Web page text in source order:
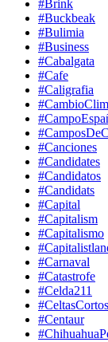
#Brink
#Buckbeak
#Bulimia
#Business
#Cabalgata
#Cafe
#Caligrafia
#Canciones
#Candidates
#Candidatos
#Candidats
#Capital
#Capitalism
#Capitalismo
#Carnaval
#Catastrofe
#Celda211
#CeltasCortos
#Centaur